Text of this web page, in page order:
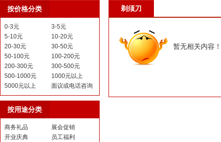
议或电话咨询
按价格分类
0-3元
3-5元
5-10元
10-20元
20-30元
30-50元
50-100元
100-200元
200-300元
300-500元
500-1000元
1000元以上
5000元以上
面议或电话咨询
按用途分类
商务礼品
展会促销
开业庆典
员工福利
剃须刀
暂无相关内容！